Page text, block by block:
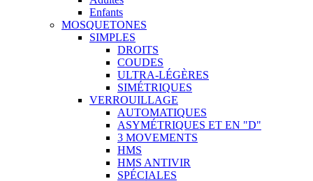
Enfants
MOSQUETONES
SIMPLES
DROITS
COUDES
ULTRA-LÉGÈRES
SIMÉTRIQUES
VERROUILLAGE
AUTOMATIQUES
ASYMÉTRIQUES ET EN "D"
3 MOVEMENTS
HMS
HMS ANTIVIR
SPÉCIALES